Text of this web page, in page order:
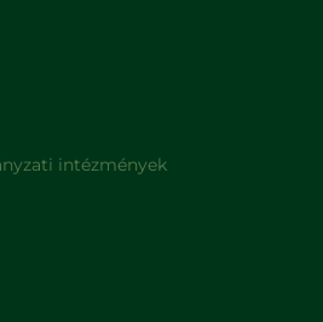
intézmények